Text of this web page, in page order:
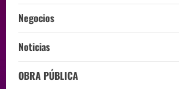
Negocios
Noticias
OBRA PÚBLICA